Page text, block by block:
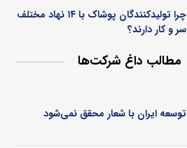
چرا تولیدکنندگان پوشاک با ۱۴ نهاد مختلف
سر و کار دارند؟
مطالب داغ شرکت‌ها
توسعه ایران با شعار محقق نمی‌شود